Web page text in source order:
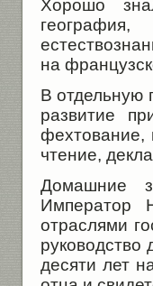
Хорошо
на
В отдельную
развитие
фехтование,
чтение,
Домашние
Император
отраслями
десяти лет